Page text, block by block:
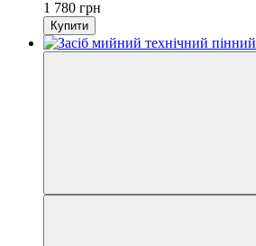
1 780 грн
Купити